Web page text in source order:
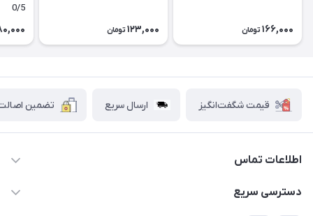
166,000 تومان 123,000 تومان
0/5
قیمت شگفت‌انگیز ارسال سریع تضمین اصالت
اطلاعات تماس
۰۲۱۷۷۰۶۰۰۲۸ ـ ۰۹۱۹۰۰۲۸۲۴۷
دسترسی سریع